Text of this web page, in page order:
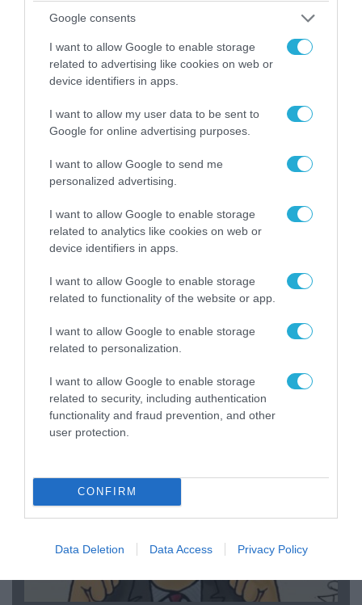
Google consents
I want to allow Google to enable storage
related to advertising like cookies on web or
device identifiers in apps.
I want to allow my user data to be sent to
Google for online advertising purposes.
I want to allow Google to send me
personalized advertising.
I want to allow Google to enable storage
related to analytics like cookies on web or
device identifiers in apps.
I want to allow Google to enable storage
related to functionality of the website or app.
I want to allow Google to enable storage
related to personalization.
I want to allow Google to enable storage
related to security, including authentication
functionality and fraud prevention, and other
user protection.
CONFIRM
Data Deletion Data Access Privacy Policy
Ο Γιάννης Αλαφούζος «τέλειωσε» τον
Κωνσταντίνο Ζούλα από τον ΣΚΑΪ – Ο λόγος της
06.08.2026 | 14:02
«Επιχείρηση ελεύθερα πεζοδρόμια» στην
αντικείμενα από κοινόχρηστους χώρους